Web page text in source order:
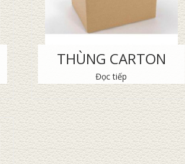
THÙNG CARTON
Đọc tiếp